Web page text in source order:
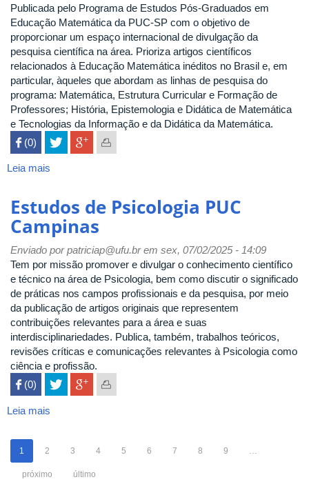
psicologia
Publicada pelo Programa de Estudos Pós-Graduados em
Educação Matemática da PUC-SP com o objetivo de
proporcionar um espaço internacional de divulgação da
pesquisa científica na área. Prioriza artigos científicos
relacionados à Educação Matemática inéditos no Brasil e, em
particular, àqueles que abordam as linhas de pesquisa do
programa: Matemática, Estrutura Curricular e Formação de
Professores; História, Epistemologia e Didática de Matemática
e Tecnologias da Informação e da Didática da Matemática.
 (0)
Leia mais
Pesquisa
Estudos de Psicologia PUC
Campinas
Enviado porpatriciap@ufu.brem sex, 07/02/2025 - 14:09
Tem por missão promover e divulgar o conhecimento científico
e técnico na área de Psicologia, bem como discutir o significado
de práticas nos campos profissionais e da pesquisa, por meio
da publicação de artigos originais que representem
contribuições relevantes para a área e suas
interdisciplinariedades. Publica, também, trabalhos teóricos,
revisões críticas e comunicações relevantes à Psicologia como
ciência e profissão.
 (0)
Leia mais
Psicologia
1 2 3 4 5 6 7 8 9 …
próximo último